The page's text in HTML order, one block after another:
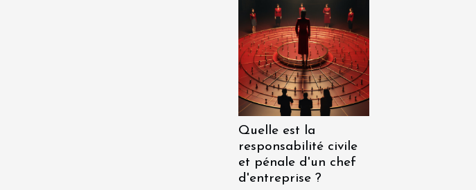
Quelle est la
responsabilité civile
et pénale d'un chef
d'entreprise ?